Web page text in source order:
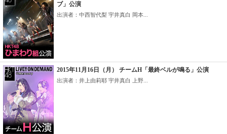
ブ」公演
出演者：中西智代梨 宇井真白 岡本...
2015年11月16日（月） チームH「最終ベルが鳴る」公演
出演者：井上由莉耶 宇井真白 上野...